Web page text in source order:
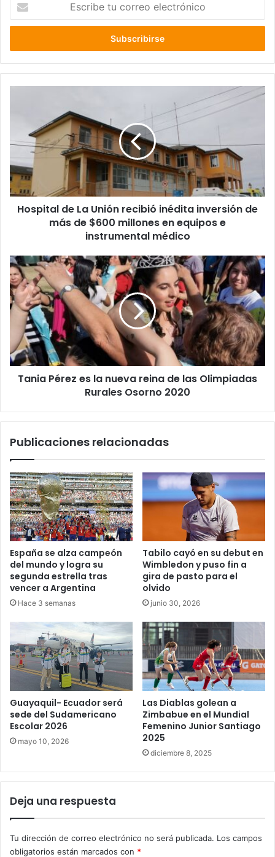
correo
Unión
recibió
inédita
inversión
de
más
de
equipos
e
instrumental
médico
Hospital de La Unión recibió inédita inversión de
más de $600 millones en equipos e
instrumental médico
Tania
Pérez
es
la
nueva
reina
de
las
Olimpiadas
Rurales
Tania Pérez es la nueva reina de las Olimpiadas
Rurales Osorno 2020
Publicaciones relacionadas
España se alza campeón
del mundo y logra su
segunda estrella tras
vencer a Argentina
Hace 3 semanas
Tabilo cayó en su debut en
Wimbledon y puso fin a
gira de pasto para el
olvido
junio 30, 2026
Guayaquil- Ecuador será
sede del Sudamericano
Escolar 2026
mayo 10, 2026
Las Diablas golean a
Zimbabue en el Mundial
Femenino Junior Santiago
2025
diciembre 8, 2025
Deja una respuesta
Tu dirección de correo electrónico no será publicada. Los campos
obligatorios están marcados con *